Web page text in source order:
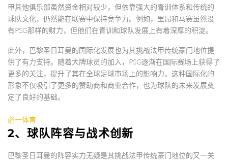
甲其他俱乐部虽然资金相对较少，但依靠强大的青训体系和传统的
球队文化，仍然能在联赛中保持竞争力。例如，里昂和马赛虽然没
有PSG那样的财力，但他们在青训和球队发展上有着深厚的积淀。
此外，巴黎圣日耳曼的国际化发展也为其挑战法甲传统豪门地位提
供了有力支持。随着大牌球员的加入，PSG逐渐在国际赛场上获得了
更多的关注，提升了其在全球足球市场上的影响力。这种国际化的
形象不仅吸引了更多的赞助商和商业合作，也为球队的未来发展奠
定了良好的基础。
必一体育
2、球队阵容与战术创新
巴黎圣日耳曼的阵容实力无疑是其挑战法甲传统豪门地位的又一关